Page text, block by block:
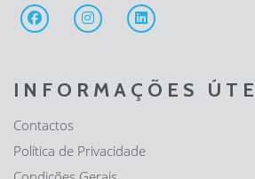
INFORMAÇÕES
Contactos
Política de Privacidade